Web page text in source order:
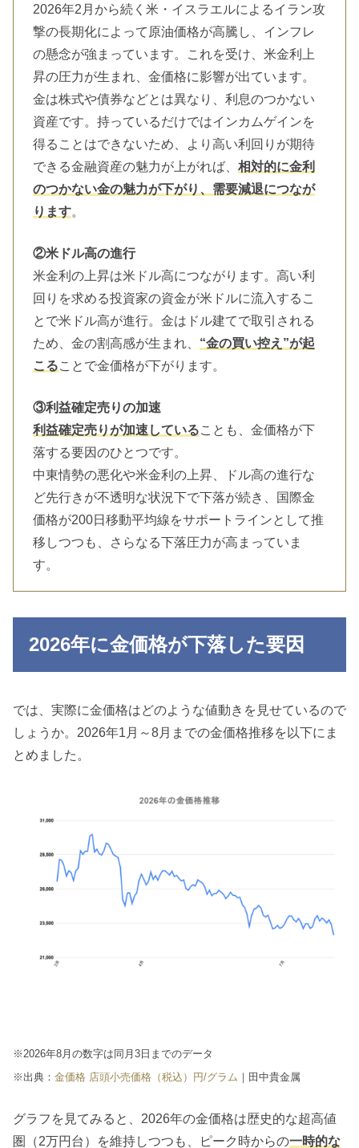
2026年2月から続く米・イスラエルによるイラン攻
撃の長期化によって原油価格が高騰し、インフレ
の懸念が強まっています。これを受け、米金利上
昇の圧力が生まれ、金価格に影響が出ています。
金は株式や債券などとは異なり、利息のつかない
資産です。持っているだけではインカムゲインを
得ることはできないため、より高い利回りが期待
できる金融資産の魅力が上がれば、 相対的に金利
のつかない金の魅力が下がり、需要減退につなが
ります。
②米ドル高の進行
米金利の上昇は米ドル高につながります。高い利
回りを求める投資家の資金が米ドルに流入するこ
とで米ドル高が進行。金はドル建てで取引される
ため、金の割高感が生まれ、 “金の買い控え”が起
こることで金価格が下がります。
③利益確定売りの加速
利益確定売りが加速していることも、金価格が下
落する要因のひとつです。
中東情勢の悪化や米金利の上昇、ドル高の進行な
ど先行きが不透明な状況下で下落が続き、国際金
価格が200日移動平均線をサポートラインとして推
移しつつも、さらなる下落圧力が高まっていま
す。
2026年に金価格が下落した要因
では、実際に金価格はどのような値動きを見せているので
しょうか。2026年1月～8月までの金価格推移を以下にま
とめました。
※2026年8月の数字は同月3日までのデータ
※出典： 金価格 店頭小売価格（税込）円/グラム ｜田中貴金属
グラフを見てみると、2026年の金価格は歴史的な超高値
圏（2万円台）を維持しつつも、ピーク時からの一時的な